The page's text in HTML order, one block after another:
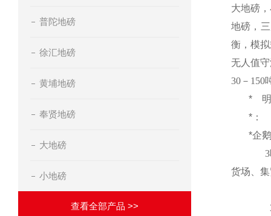
普陀地磅
徐汇地磅
黄埔地磅
奉贤地磅
大地磅
小地磅
查看全部产品 >>
大地磅
地磅，
衡，模
无人值
30－ 150
*
*：
*企
3
货场、